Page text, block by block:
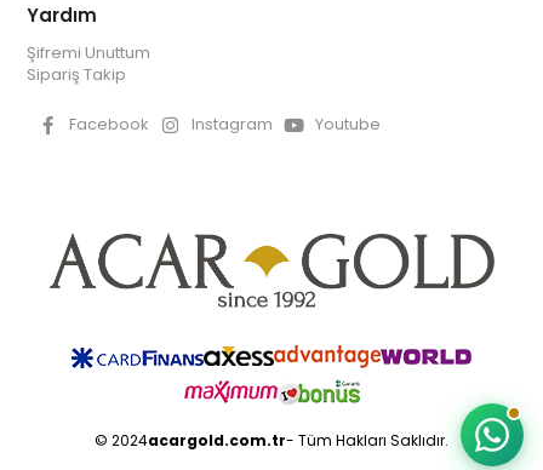
Yardım
Şifremi Unuttum
Sipariş Takip
Facebook Instagram Youtube
© 2024acargold.com.tr- Tüm Hakları Saklıdır.